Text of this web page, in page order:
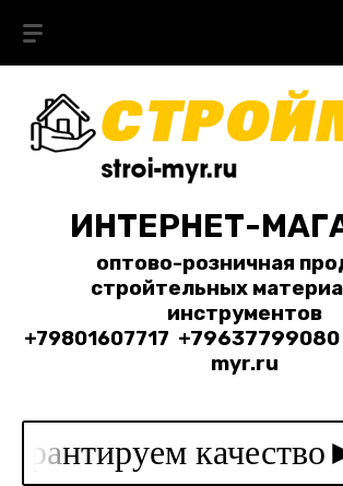
ИНТЕРНЕТ-
оптово-розничная
стройтельных
инструментов
+79801607717
myr.ru
качество►